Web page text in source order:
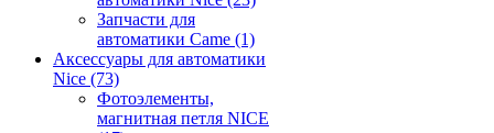
Запчасти для
автоматики Came (1)
Аксессуары для автоматики
Nice (73)
Фотоэлементы,
магнитная петля NICE